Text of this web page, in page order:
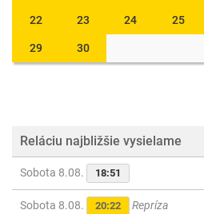
22 23 24 25
29 30
Reláciu najbližšie vysielame
Sobota 8.08. 18:51
Sobota 8.08. 20:22 Repríza